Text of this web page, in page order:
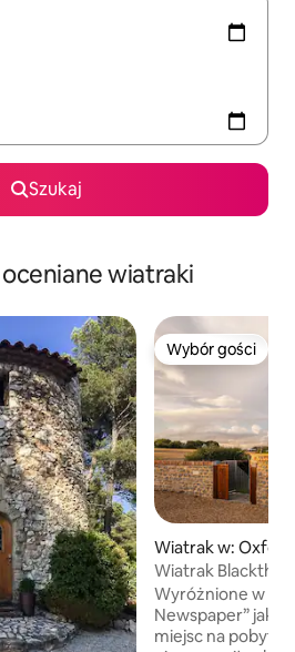
Szukaj
wiatraki
Wybór gości Wybór gości
Wybór gości
Wiatrak w:
Wiatrak
Village
Wyróżnione w
Newspaper” jako
miejsc na pobyt z